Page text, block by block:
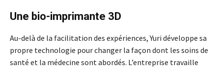
Une bio-imprimante 3D
Au-delà de la facilitation des expériences, Yuri développe sa
propre technologie pour changer la façon dont les soins de
santé et la médecine sont abordés. L’entreprise travaille